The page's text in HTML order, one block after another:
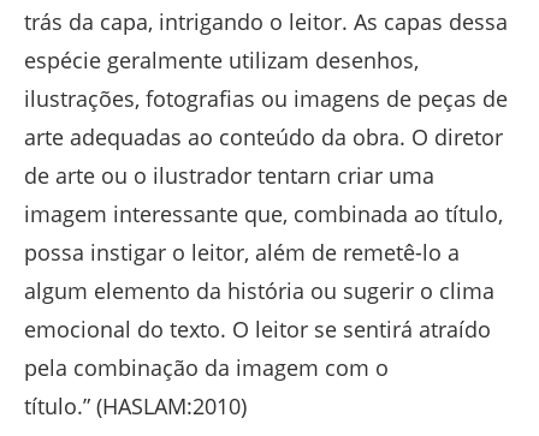
trás da capa, intrigando o leitor. As capas dessa
espécie geralmente utilizam desenhos,
ilustrações, fotografias ou imagens de peças de
arte adequadas ao conteúdo da obra. O diretor
de arte ou o ilustrador tentarn criar uma
imagem interessante que, combinada ao título,
possa instigar o leitor, além de remetê-lo a
algum elemento da história ou sugerir o clima
emocional do texto. O leitor se sentirá atraído
pela combinação da imagem com o
título.” (HASLAM:2010)